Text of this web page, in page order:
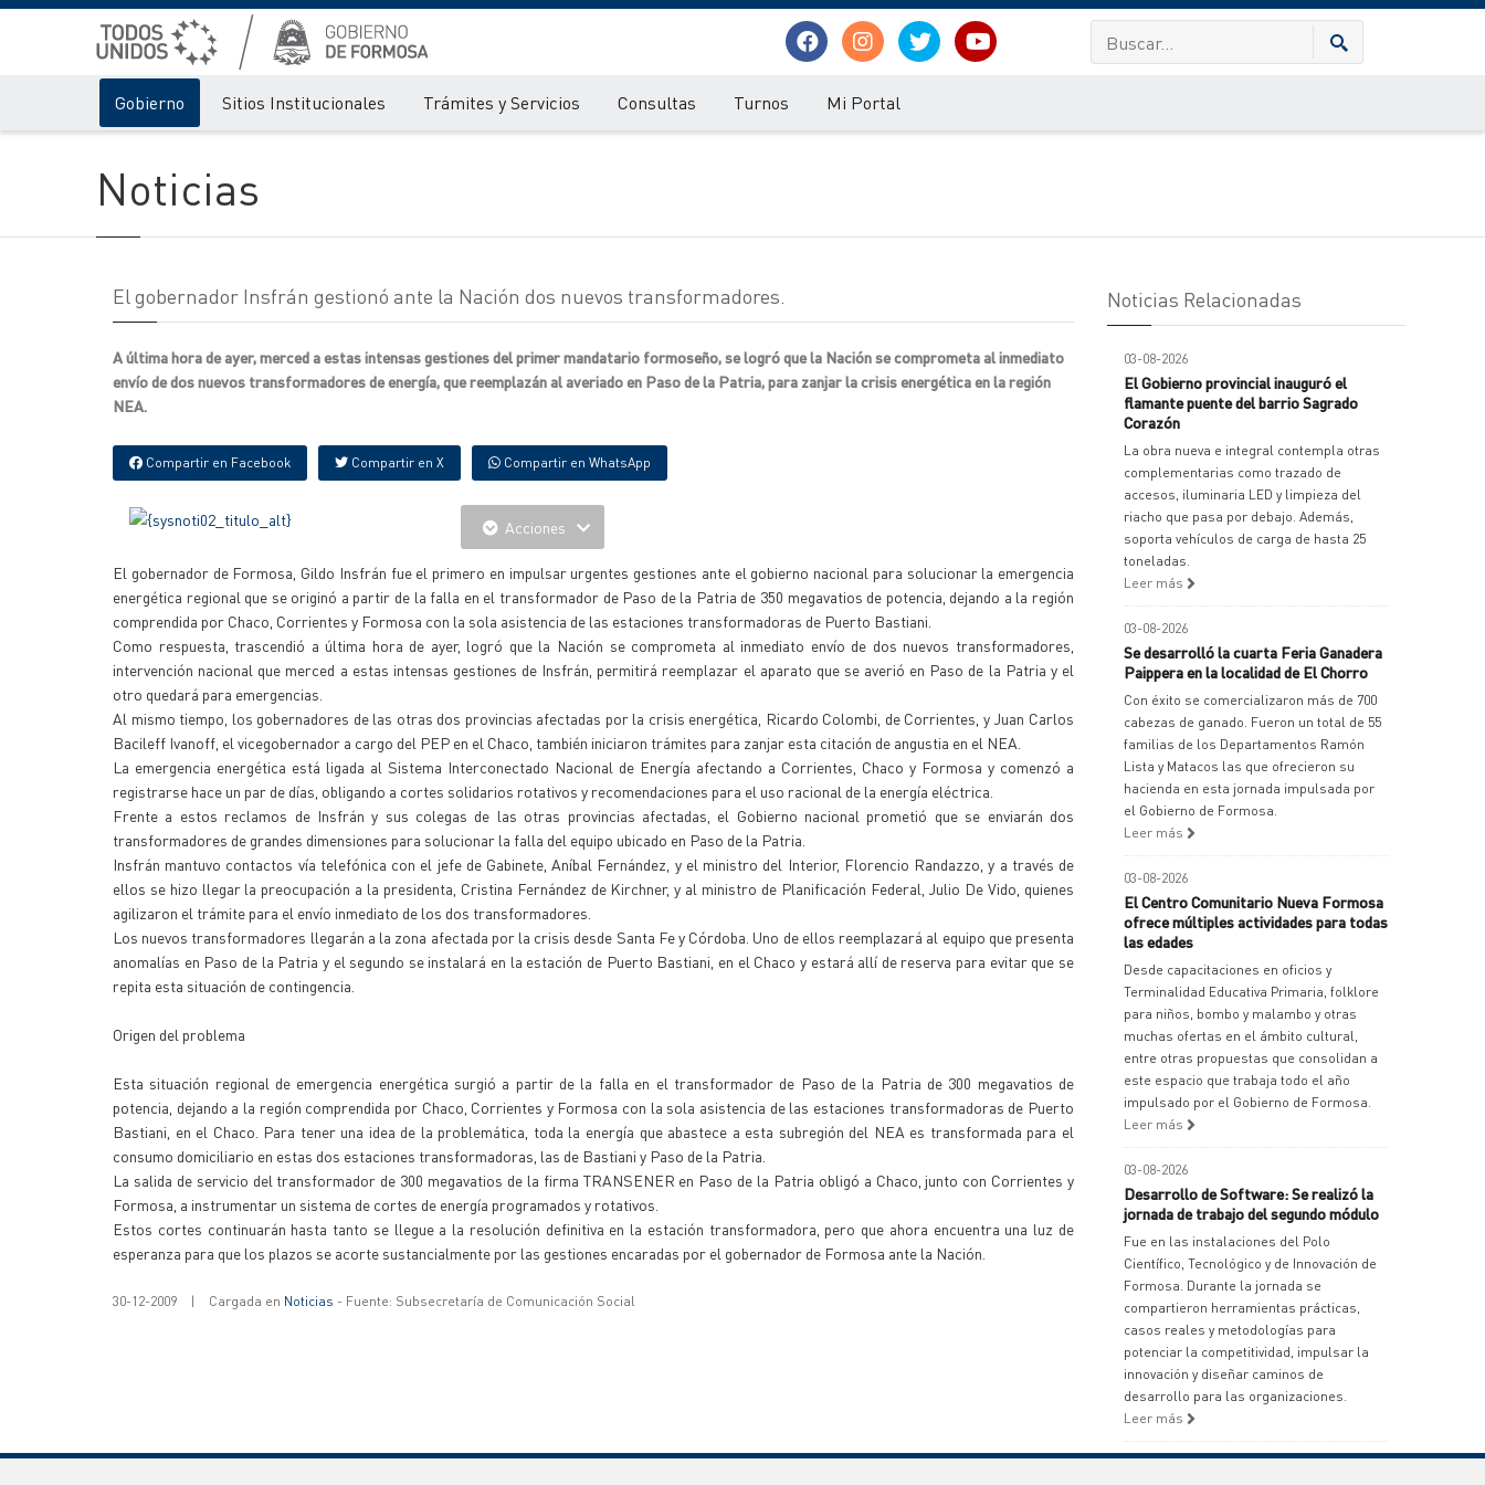
Gobierno Sitios Institucionales Trámites y Servicios Consultas Turnos Mi Portal
Noticias
El gobernador Insfrán gestionó ante la Nación dos nuevos transformadores.
A última hora de ayer, merced a estas intensas gestiones del primer mandatario formoseño, se logró que la Nación se comprometa al inmediato
envío de dos nuevos transformadores de energía, que reemplazán al averiado en Paso de la Patria, para zanjar la crisis energética en la región
NEA.
Compartir en Facebook Compartir en X Compartir en WhatsApp
Acciones
El gobernador de Formosa, Gildo Insfrán fue el primero en impulsar urgentes gestiones ante el gobierno nacional para solucionar la emergencia
energética regional que se originó a partir de la falla en el transformador de Paso de la Patria de 350 megavatios de potencia, dejando a la región
comprendida por Chaco, Corrientes y Formosa con la sola asistencia de las estaciones transformadoras de Puerto Bastiani.
Como respuesta, trascendió a última hora de ayer, logró que la Nación se comprometa al inmediato envío de dos nuevos transformadores,
intervención nacional que merced a estas intensas gestiones de Insfrán, permitirá reemplazar el aparato que se averió en Paso de la Patria y el
otro quedará para emergencias.
Al mismo tiempo, los gobernadores de las otras dos provincias afectadas por la crisis energética, Ricardo Colombi, de Corrientes, y Juan Carlos
Bacileff Ivanoff, el vicegobernador a cargo del PEP en el Chaco, también iniciaron trámites para zanjar esta citación de angustia en el NEA.
La emergencia energética está ligada al Sistema Interconectado Nacional de Energía afectando a Corrientes, Chaco y Formosa y comenzó a
registrarse hace un par de días, obligando a cortes solidarios rotativos y recomendaciones para el uso racional de la energía eléctrica.
Frente a estos reclamos de Insfrán y sus colegas de las otras provincias afectadas, el Gobierno nacional prometió que se enviarán dos
transformadores de grandes dimensiones para solucionar la falla del equipo ubicado en Paso de la Patria.
Insfrán mantuvo contactos vía telefónica con el jefe de Gabinete, Aníbal Fernández, y el ministro del Interior, Florencio Randazzo, y a través de
ellos se hizo llegar la preocupación a la presidenta, Cristina Fernández de Kirchner, y al ministro de Planificación Federal, Julio De Vido, quienes
agilizaron el trámite para el envío inmediato de los dos transformadores.
Los nuevos transformadores llegarán a la zona afectada por la crisis desde Santa Fe y Córdoba. Uno de ellos reemplazará al equipo que presenta
anomalías en Paso de la Patria y el segundo se instalará en la estación de Puerto Bastiani, en el Chaco y estará allí de reserva para evitar que se
repita esta situación de contingencia.
Origen del problema
Esta situación regional de emergencia energética surgió a partir de la falla en el transformador de Paso de la Patria de 300 megavatios de
potencia, dejando a la región comprendida por Chaco, Corrientes y Formosa con la sola asistencia de las estaciones transformadoras de Puerto
Bastiani, en el Chaco. Para tener una idea de la problemática, toda la energía que abastece a esta subregión del NEA es transformada para el
consumo domiciliario en estas dos estaciones transformadoras, las de Bastiani y Paso de la Patria.
La salida de servicio del transformador de 300 megavatios de la firma TRANSENER en Paso de la Patria obligó a Chaco, junto con Corrientes y
Formosa, a instrumentar un sistema de cortes de energía programados y rotativos.
Estos cortes continuarán hasta tanto se llegue a la resolución definitiva en la estación transformadora, pero que ahora encuentra una luz de
esperanza para que los plazos se acorte sustancialmente por las gestiones encaradas por el gobernador de Formosa ante la Nación.
30-12-2009 | Cargada en Noticias - Fuente: Subsecretaría de Comunicación Social
Noticias Relacionadas
03-08-2026
El Gobierno provincial inauguró el
flamante puente del barrio Sagrado
Corazón
La obra nueva e integral contempla otras
complementarias como trazado de
accesos, iluminaria LED y limpieza del
riacho que pasa por debajo. Además,
soporta vehículos de carga de hasta 25
toneladas.
Leer más
03-08-2026
Se desarrolló la cuarta Feria Ganadera
Paippera en la localidad de El Chorro
Con éxito se comercializaron más de 700
cabezas de ganado. Fueron un total de 55
familias de los Departamentos Ramón
Lista y Matacos las que ofrecieron su
hacienda en esta jornada impulsada por
el Gobierno de Formosa.
Leer más
03-08-2026
El Centro Comunitario Nueva Formosa
ofrece múltiples actividades para todas
las edades
Desde capacitaciones en oficios y
Terminalidad Educativa Primaria, folklore
para niños, bombo y malambo y otras
muchas ofertas en el ámbito cultural,
entre otras propuestas que consolidan a
este espacio que trabaja todo el año
impulsado por el Gobierno de Formosa.
Leer más
03-08-2026
Desarrollo de Software: Se realizó la
jornada de trabajo del segundo módulo
Fue en las instalaciones del Polo
Científico, Tecnológico y de Innovación de
Formosa. Durante la jornada se
compartieron herramientas prácticas,
casos reales y metodologías para
potenciar la competitividad, impulsar la
innovación y diseñar caminos de
desarrollo para las organizaciones.
Leer más